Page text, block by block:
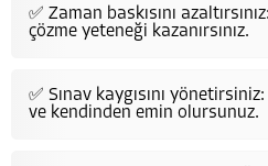
✅ Zaman baskısını
çözme yeteneği kazanırsınız.
✅ Sınav kaygısını
ve kendinden emin olursunuz.